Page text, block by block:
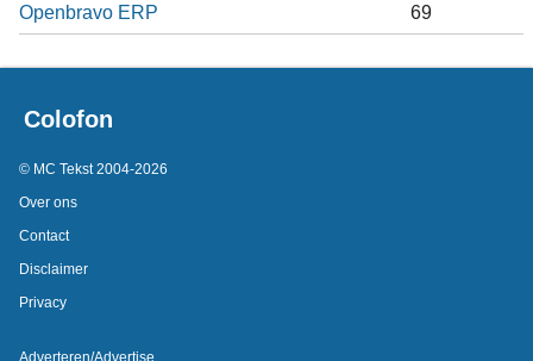
Openbravo ERP 69
Colofon
© MC Tekst 2004-2026
Over ons
Contact
Disclaimer
Privacy
Adverteren/Advertise